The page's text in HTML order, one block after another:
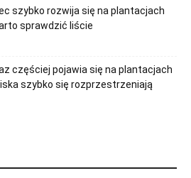
szybko rozwija się na plantacjach
sprawdzić liście
częściej pojawia się na plantacjach
szybko się rozprzestrzeniają